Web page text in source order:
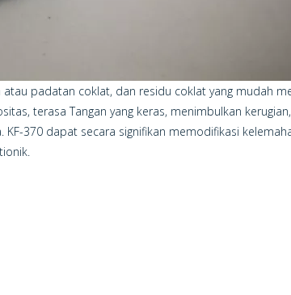
padatan coklat, dan residu coklat yang mudah
terasa Tangan yang keras, menimbulkan
370 dapat secara signifikan memodifikasi